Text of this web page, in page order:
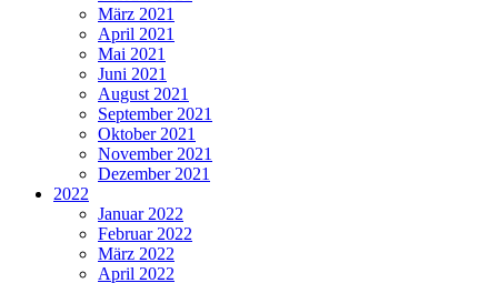
März 2021
April 2021
Mai 2021
Juni 2021
August 2021
September 2021
Oktober 2021
November 2021
Dezember 2021
2022
Januar 2022
Februar 2022
März 2022
April 2022